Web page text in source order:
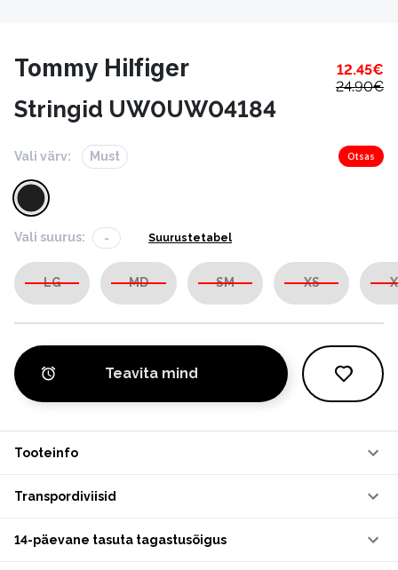
Tommy Hilfiger 12.45€
24.90€
Stringid UW0UW04184
Vali värv: Must Otsas
Vali suurus: - Suurustetabel
LG MD SM XS
Teavita mind
Tooteinfo
Transpordiviisid
14-päevane tasuta tagastusõigus